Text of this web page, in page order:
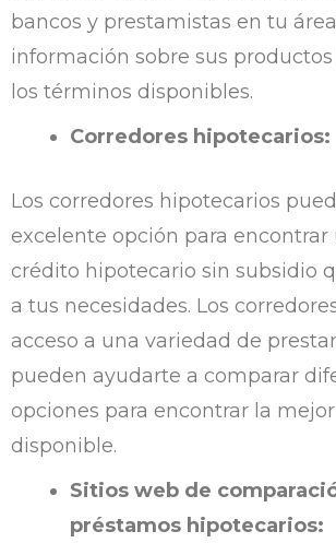
bancos y prestamistas en tu
información sobre sus
los términos disponibles.
Corredores hipotecarios:
Los corredores hipotecarios
excelente opción para encontrar
crédito hipotecario sin subsidio
a tus necesidades. Los
acceso a una variedad de
pueden ayudarte a comparar
opciones para encontrar la
disponible.
Sitios web de
préstamos hipotecarios: